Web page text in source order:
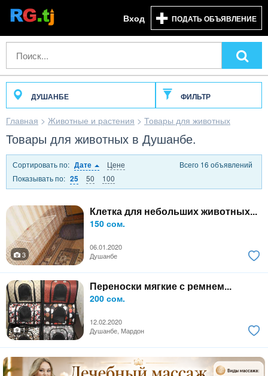
Вход ПОДАТЬ ОБЪЯВЛЕНИЕ
ДУШАНБЕ ФИЛЬТР
Главная > Животные и растения > Товары для животных
Товары для животных в Душанбе.
Сортировать по: Дате
Цене
Показывать по: 25 50 100
Всего 16 объявлений
Клетка для небольших животных...
150 сом.
06.01.2020
3
Душанбе
Переноски мягкие с ремнем...
200 сом.
12.02.2020
1
Душанбе, Мардон